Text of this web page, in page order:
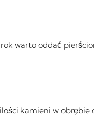
warto oddać
kamieni w obrębie